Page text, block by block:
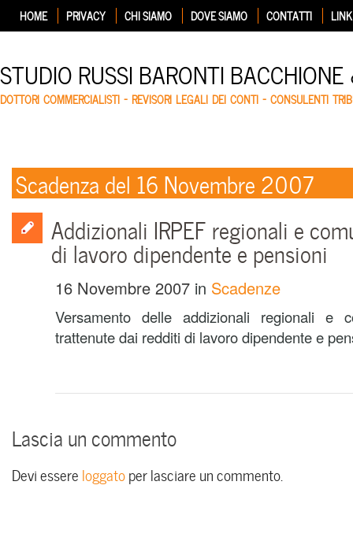
HOME PRIVACY CHI SIAMO DOVE SIAMO CONTATTI LINK
STUDIO RUSSI BARONTI
DOTTORI COMMERCIALISTI – REVISORI LEGALI DEI CONTI – CONSULENTI
Scadenza del 16 Novembre 2007
Addizionali IRPEF regionali e
di lavoro dipendente e pensioni
16 Novembre 2007 in Scadenze
Versamento delle addizionali regionali e
trattenute dai redditi di lavoro dipendente e
Lascia un commento
Devi essere loggatoper lasciare un commento.